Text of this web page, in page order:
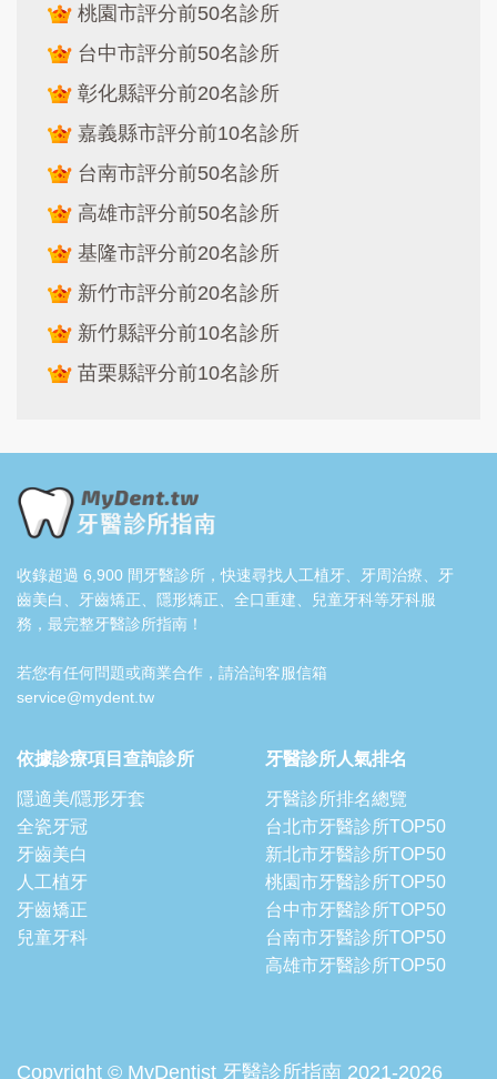
桃園市評分前50名診所
台中市評分前50名診所
彰化縣評分前20名診所
嘉義縣市評分前10名診所
台南市評分前50名診所
高雄市評分前50名診所
基隆市評分前20名診所
新竹市評分前20名診所
新竹縣評分前10名診所
苗栗縣評分前10名診所
收錄超過 6,900 間牙醫診所，快速尋找人工植牙、牙周治療、牙
齒美白、牙齒矯正、隱形矯正、全口重建、兒童牙科等牙科服
務，最完整牙醫診所指南！
若您有任何問題或商業合作，請洽詢客服信箱
service@mydent.tw
依據診療項目查詢診所
隱適美/隱形牙套
全瓷牙冠
牙齒美白
人工植牙
牙齒矯正
兒童牙科
牙醫診所人氣排名
牙醫診所排名總覽
台北市牙醫診所TOP50
新北市牙醫診所TOP50
桃園市牙醫診所TOP50
台中市牙醫診所TOP50
台南市牙醫診所TOP50
高雄市牙醫診所TOP50
Copyright © MyDentist 牙醫診所指南 2021-2026